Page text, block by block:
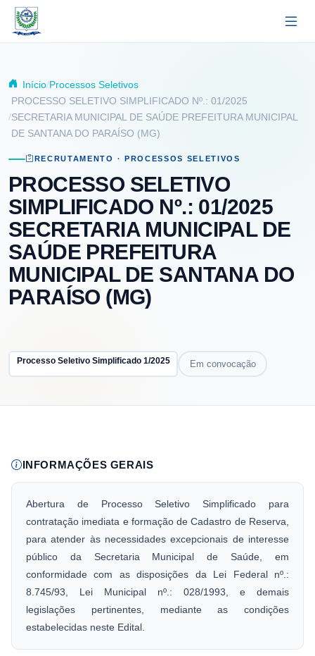
Pular para o conteúdo principal
Início Processos Seletivos
PROCESSO SELETIVO SIMPLIFICADO Nº.: 01/2025
SECRETARIA MUNICIPAL DE SAÚDE PREFEITURA MUNICIPAL
DE SANTANA DO PARAÍSO (MG)
RECRUTAMENTO · PROCESSOS SELETIVOS
PROCESSO SELETIVO
SIMPLIFICADO Nº.: 01/2025
SECRETARIA MUNICIPAL DE
SAÚDE PREFEITURA
MUNICIPAL DE SANTANA DO
PARAÍSO (MG)
Processo Seletivo Simplificado 1/2025 Em convocação
INFORMAÇÕES GERAIS
Abertura de Processo Seletivo Simplificado para
contratação imediata e formação de Cadastro de Reserva,
para atender às necessidades excepcionais de interesse
público da Secretaria Municipal de Saúde, em
conformidade com as disposições da Lei Federal nº.:
8.745/93, Lei Municipal nº.: 028/1993, e demais
legislações pertinentes, mediante as condições
estabelecidas neste Edital.